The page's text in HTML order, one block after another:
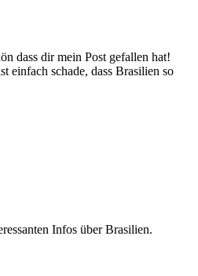
dass dir mein Post gefallen hat!
einfach schade, dass Brasilien so
Infos über Brasilien.